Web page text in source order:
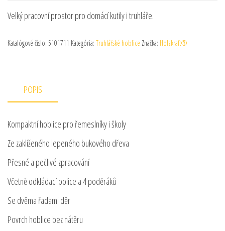
Velký pracovní prostor pro domácí kutily i truhláře.
Katalógové číslo: 5101711 Kategória: Truhlářské hoblice Značka: Holzkraft®
POPIS
Kompaktní hoblice pro řemeslníky i školy
Ze zaklíženého lepeného bukového dřeva
Přesné a pečlivé zpracování
Včetně odkládací police a 4 poděráků
Se dvěma řadami děr
Povrch hoblice bez nátěru